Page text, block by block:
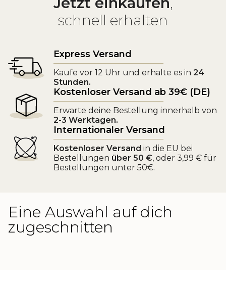
schnell erhalten
Express Versand
Kaufe vor 12 Uhr und erhalte es in 24
Stunden.
Kostenloser Versand ab 39€ (DE)
Erwarte deine Bestellung innerhalb von
2-3 Werktagen.
Internationaler Versand
Kostenloser Versand in die EU bei
Bestellungen über 50 €, oder 3,99 € für
Bestellungen unter 50€.
Eine Auswahl auf dich
zugeschnitten